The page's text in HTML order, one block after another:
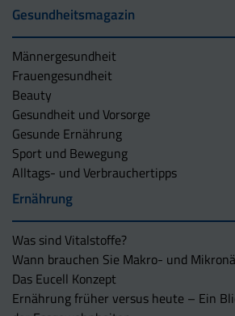
Gesundheitsmagazin
Männergesundheit
Frauengesundheit
Beauty
Gesundheit und Vorsorge
Gesunde Ernährung
Sport und Bewegung
Alltags- und Verbrauchertipps
Ernährung
Was sind Vitalstoffe?
Wann brauchen Sie Makro- und
Das Eucell Konzept
Ernährung früher versus heute – Ein